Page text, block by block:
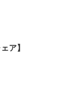
ア】